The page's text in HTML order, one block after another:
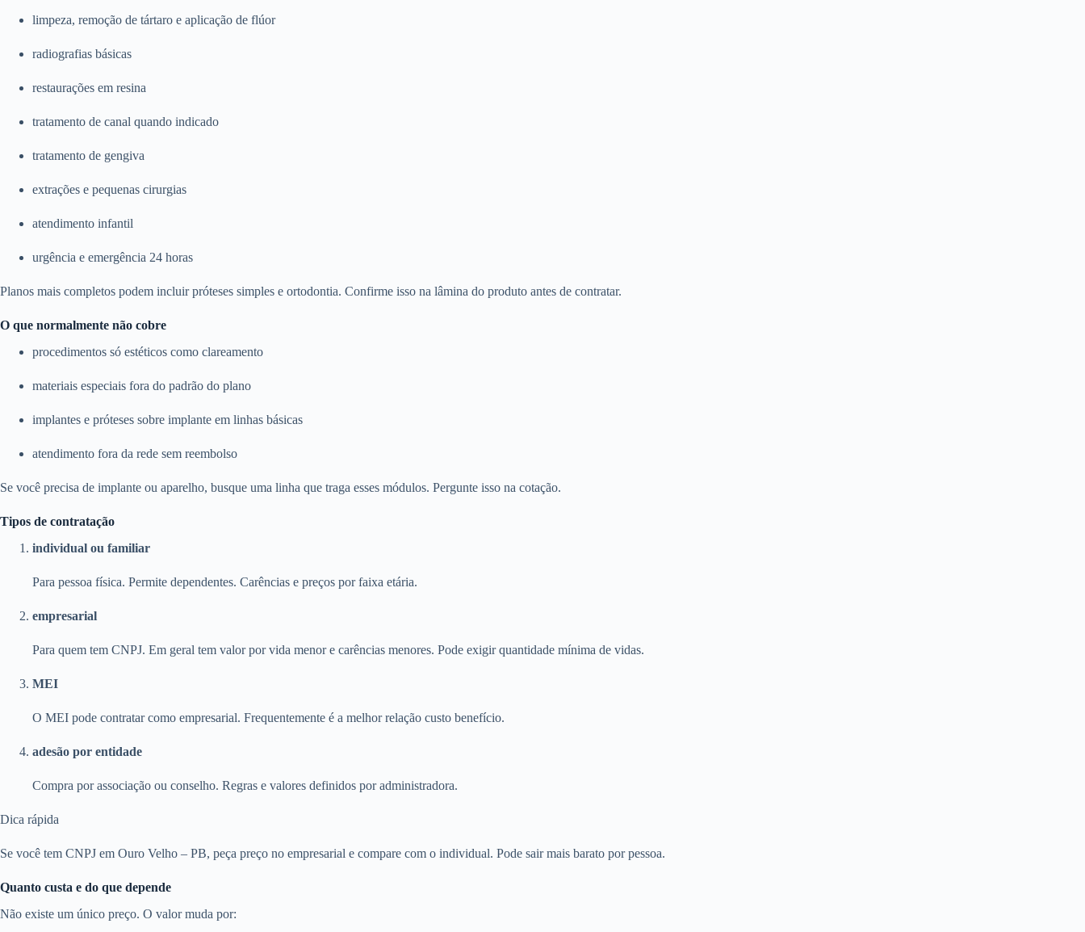
limpeza, remoção de tártaro e aplicação de flúor
radiografias básicas
restaurações em resina
tratamento de canal quando indicado
tratamento de gengiva
extrações e pequenas cirurgias
atendimento infantil
urgência e emergência 24 horas
Planos mais completos podem incluir próteses simples e ortodontia. Confirme isso na lâmina do produto antes de contratar.
O que normalmente não cobre
procedimentos só estéticos como clareamento
materiais especiais fora do padrão do plano
implantes e próteses sobre implante em linhas básicas
atendimento fora da rede sem reembolso
Se você precisa de implante ou aparelho, busque uma linha que traga esses módulos. Pergunte isso na cotação.
Tipos de contratação
individual ou familiar
Para pessoa física. Permite dependentes. Carências e preços por faixa etária.
empresarial
Para quem tem CNPJ. Em geral tem valor por vida menor e carências menores. Pode exigir quantidade mínima de vidas.
MEI
O MEI pode contratar como empresarial. Frequentemente é a melhor relação custo benefício.
adesão por entidade
Compra por associação ou conselho. Regras e valores definidos por administradora.
Dica rápida
Se você tem CNPJ em Ouro Velho – PB, peça preço no empresarial e compare com o individual. Pode sair mais barato por pessoa.
Quanto custa e do que depende
Não existe um único preço. O valor muda por: